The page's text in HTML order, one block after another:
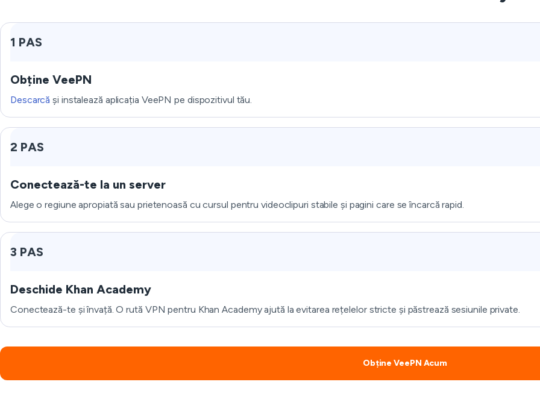
1 PAS
Obține VeePN
Descarcă și instalează aplicația VeePN pe dispozitivul tău.
2 PAS
Conectează-te la un server
Alege o regiune apropiată sau prietenoasă cu cursul pentru videoclipuri stabile și pagini care se încarcă rapid.
3 PAS
Deschide Khan Academy
Conectează-te și învață. O rută VPN pentru Khan Academy ajută la evitarea rețelelor stricte și păstrează sesiunile private.
Obține VeePN Acum